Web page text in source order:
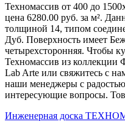
Техномассив от 400 до
цена 6280.00 руб. за м².
толщиной 14, типом
Дуб. Поверхность имеет
четырехсторонняя. Чтобы
Техномассив из коллекции
Lab Arte или свяжитесь с
наши менеджеры с
интересующие вопросы.
Инженерная доска